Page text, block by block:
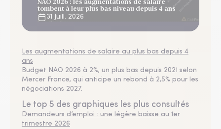
NAO 2026 : les augmentations de salaire
tombent à leur plus bas niveau depuis 4 ans
31 Juill. 2026
Les augmentations de salaire au plus bas depuis 4
ans
Budget NAO 2026 à 2%, un plus bas depuis 2021 selon
Mercer France, qui anticipe un rebond à 2,5% pour les
négociations 2027.
Le top 5 des graphiques les plus consultés
Demandeurs d’emploi : une légère baisse au 1er
trimestre 2026